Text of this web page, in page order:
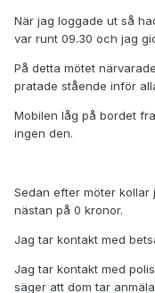
När jag loggade ut så
var runt 09.30 och jag
På detta mötet
pratade stående inför
Mobilen låg på bordet
ingen den.
Sedan efter möter
nästan på 0 kronor.
Jag tar kontakt med
Jag tar kontakt med
säger att dom tar